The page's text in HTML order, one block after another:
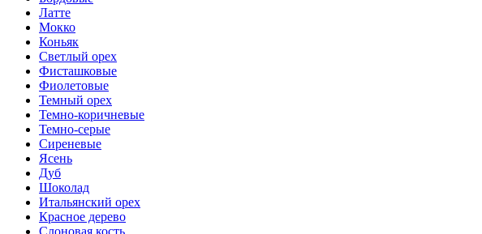
Латте
Мокко
Коньяк
Светлый орех
Фисташковые
Фиолетовые
Темный орех
Темно-коричневые
Темно-серые
Сиреневые
Ясень
Дуб
Шоколад
Итальянский орех
Красное дерево
Слоновая кость